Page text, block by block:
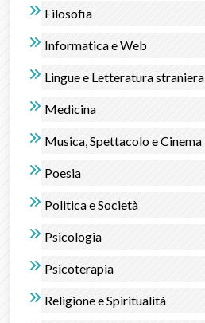
Filosofia
Informatica e Web
Lingue e Letteratura straniera
Medicina
Musica, Spettacolo e Cinema
Poesia
Politica e Società
Psicologia
Psicoterapia
Religione e Spiritualità